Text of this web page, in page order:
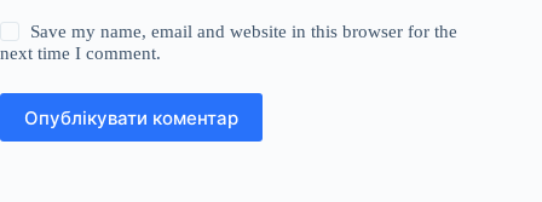
Save my name, email and website in this browser for the
next time I comment.
Опублікувати коментар